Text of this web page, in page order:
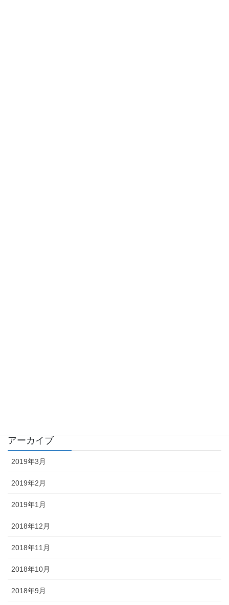
アーカイブ
2019年3月
2019年2月
2019年1月
2018年12月
2018年11月
2018年10月
2018年9月